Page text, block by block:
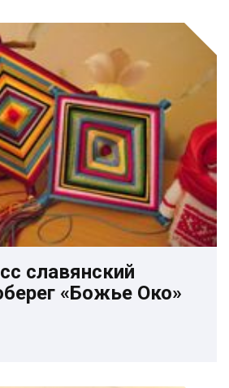
славянский
«Божье Око»